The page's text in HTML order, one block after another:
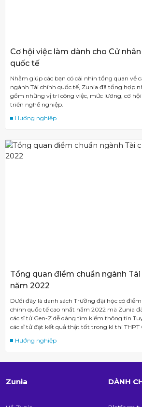
Cơ hội việc làm dành cho Cử
quốc tế
Nhằm giúp các bạn có cái nhìn tổng quan về
ngành Tài chính quốc tế, Zunia đã tổng hợp
gồm những vị trí công việc, mức lương, cơ
triển nghề nghiệp.
Hướng nghiệp
Tổng quan điểm chuẩn ngành
năm 2022
Dưới đây là danh sách Trường đại học có
chính quốc tế cao nhất năm 2022 mà Zunia
các sĩ tử Gen-Z dễ dàng tìm kiếm thông tin
các sĩ tử đạt kết quả thật tốt trong kì thi THPT
Hướng nghiệp
Zunia DÀNH